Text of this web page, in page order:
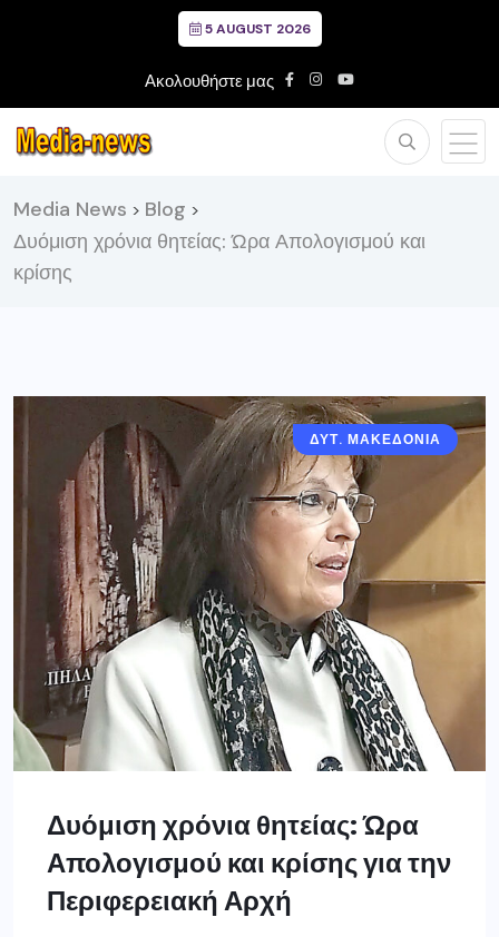
5 AUGUST 2026
Ακολουθήστε μας
Media News > Blog >
Δυόμιση χρόνια θητείας: Ώρα Απολογισμού και
κρίσης
ΔΥΤ. ΜΑΚΕΔΟΝΙΑ
Δυόμιση χρόνια θητείας: Ώρα
Απολογισμού και κρίσης για την
Περιφερειακή Αρχή